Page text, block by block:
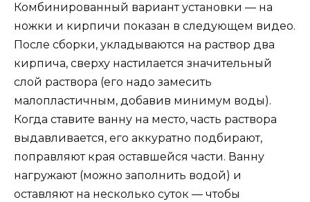
Комбинированный вариант установки — на
ножки и кирпичи показан в следующем видео.
После сборки, укладываются на раствор два
кирпича, сверху настилается значительный
слой раствора (его надо замесить
малопластичным, добавив минимум воды).
Когда ставите ванну на место, часть раствора
выдавливается, его аккуратно подбирают,
поправляют края оставшейся части. Ванну
нагружают (можно заполнить водой) и
оставляют на несколько суток — чтобы